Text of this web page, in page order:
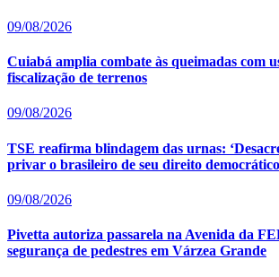
09/08/2026
Cuiabá amplia combate às queimadas com
fiscalização de terrenos
09/08/2026
TSE reafirma blindagem das urnas:
privar o brasileiro de seu direito
09/08/2026
Pivetta autoriza passarela na Avenida da
segurança de pedestres em Várzea Grande